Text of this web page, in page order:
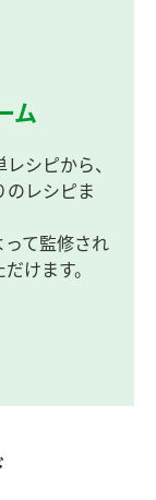
ム
シピから、
のレシピま
て監修され
けます。